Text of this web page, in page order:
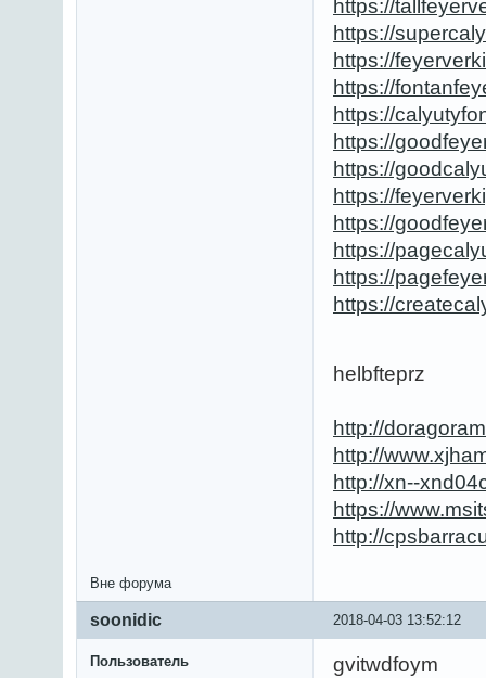
https://
https://
https://
https://
https://
https://
https://
https://
https://
https://
https://
https://
helbfteprz
http://
http://
http://xn--
https://
http://
Вне форума
2018-04-03 13:52:12
soonidic
Пользователь
gvitwdfoym